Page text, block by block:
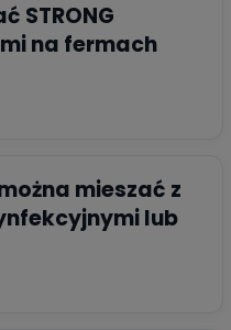
STRONG
na fermach
można mieszać z
lub